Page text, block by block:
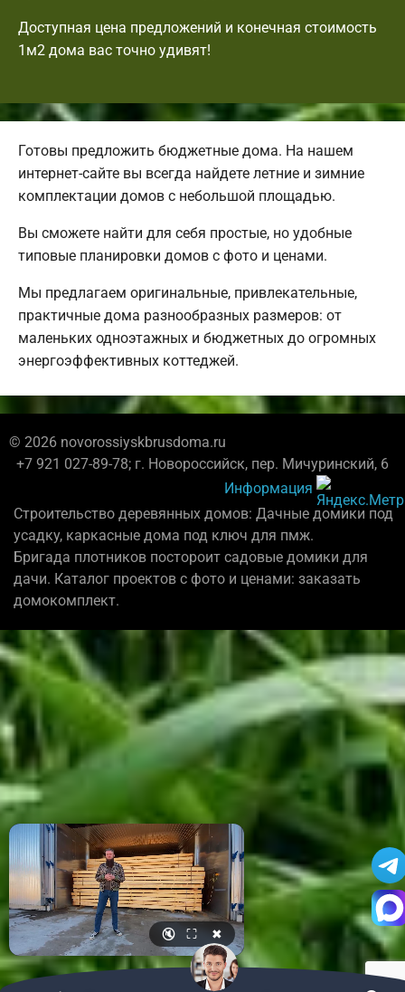
Доступная цена предложений и конечная стоимость
1м2 дома вас точно удивят!
Готовы предложить бюджетные дома. На нашем
интернет-сайте вы всегда найдете летние и зимние
комплектации домов с небольшой площадью.
Вы сможете найти для себя простые, но удобные
типовые планировки домов с фото и ценами.
Мы предлагаем оригинальные, привлекательные,
практичные дома разнообразных размеров: от
маленьких одноэтажных и бюджетных до огромных
энергоэффективных коттеджей.
© 2026 novorossiyskbrusdoma.ru
+7 921 027-89-78; г. Новороссийск, пер. Мичуринский, 6
Информация
Строительство деревянных домов: Дачные домики под
усадку, каркасные дома под ключ для пмж.
Бригада плотников постороит садовые домики для
дачи. Каталог проектов с фото и ценами: заказать
домокомплект.
🔇 ⛶ ✖